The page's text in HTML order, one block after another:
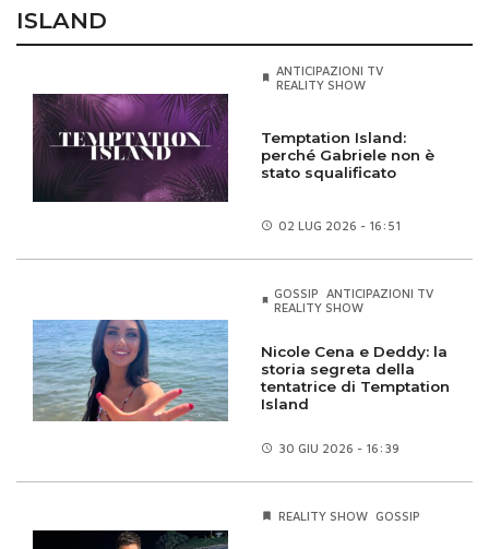
ISLAND
ANTICIPAZIONI TV
REALITY SHOW
Temptation Island:
perché Gabriele non è
stato squalificato
02 LUG 2026 - 16:51
GOSSIP
ANTICIPAZIONI TV
REALITY SHOW
Nicole Cena e Deddy: la
storia segreta della
tentatrice di Temptation
Island
30 GIU 2026 - 16:39
REALITY SHOW GOSSIP